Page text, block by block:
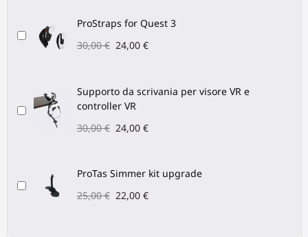
ProStraps for Quest 3
30,00 € 24,00 €
Supporto da scrivania per visore VR e
controller VR
30,00 € 24,00 €
ProTas Simmer kit upgrade
25,00 € 22,00 €